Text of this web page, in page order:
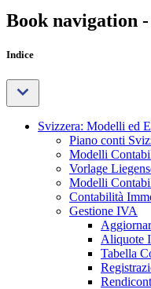
Book navigation
Indice
Svizzera: Modelli ed
Piano conti
Modelli
Vorlage
Modelli
Contabilità
Gestione IVA
Aliquote
Tabella